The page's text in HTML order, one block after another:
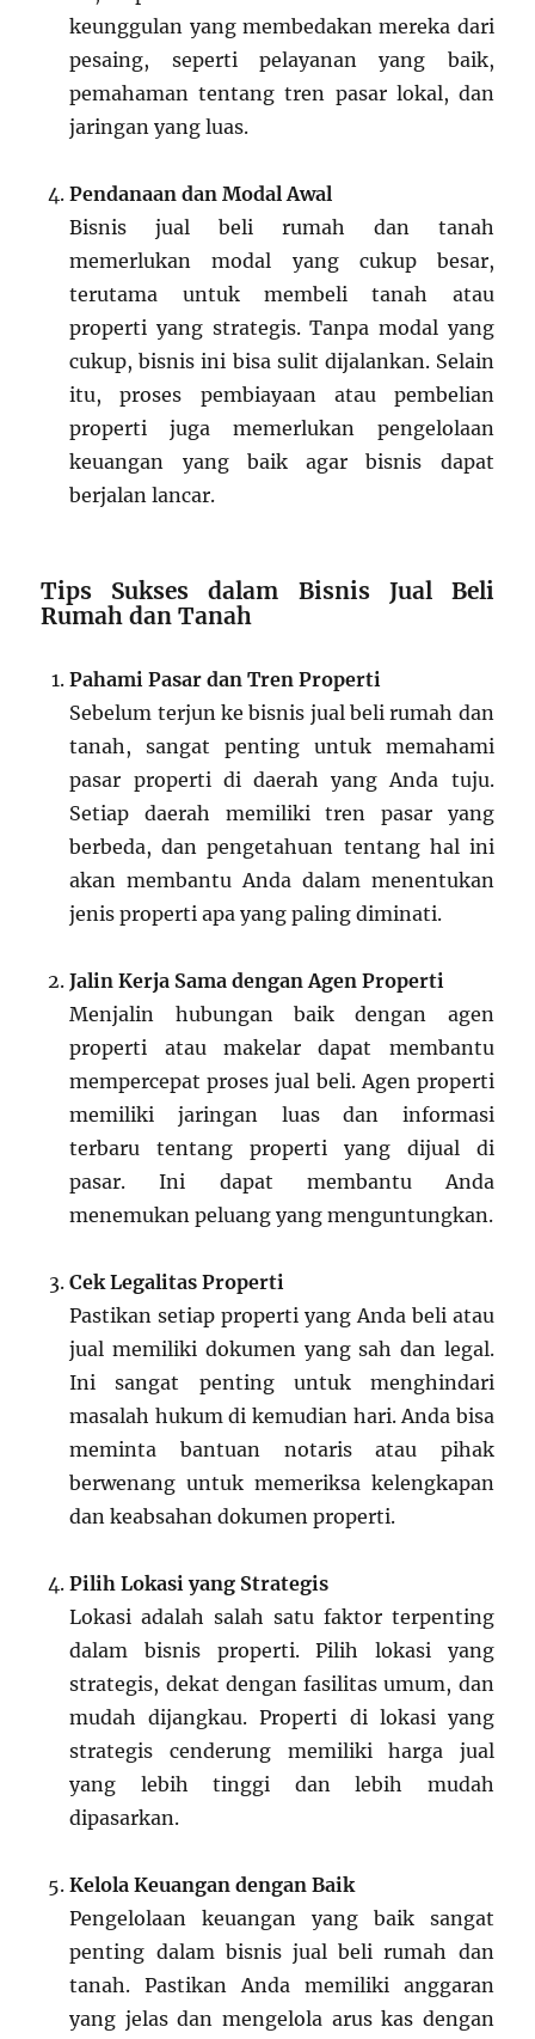
keunggulan yang membedakan mereka dari
pesaing, seperti pelayanan yang baik,
pemahaman tentang tren pasar lokal, dan
jaringan yang luas.
Pendanaan dan Modal Awal
Bisnis jual beli rumah dan tanah
memerlukan modal yang cukup besar,
terutama untuk membeli tanah atau
properti yang strategis. Tanpa modal yang
cukup, bisnis ini bisa sulit dijalankan. Selain
itu, proses pembiayaan atau pembelian
properti juga memerlukan pengelolaan
keuangan yang baik agar bisnis dapat
berjalan lancar.
Tips Sukses dalam Bisnis Jual Beli
Rumah dan Tanah
Pahami Pasar dan Tren Properti
Sebelum terjun ke bisnis jual beli rumah dan
tanah, sangat penting untuk memahami
pasar properti di daerah yang Anda tuju.
Setiap daerah memiliki tren pasar yang
berbeda, dan pengetahuan tentang hal ini
akan membantu Anda dalam menentukan
jenis properti apa yang paling diminati.
Jalin Kerja Sama dengan Agen Properti
Menjalin hubungan baik dengan agen
properti atau makelar dapat membantu
mempercepat proses jual beli. Agen properti
memiliki jaringan luas dan informasi
terbaru tentang properti yang dijual di
pasar. Ini dapat membantu Anda
menemukan peluang yang menguntungkan.
Cek Legalitas Properti
Pastikan setiap properti yang Anda beli atau
jual memiliki dokumen yang sah dan legal.
Ini sangat penting untuk menghindari
masalah hukum di kemudian hari. Anda bisa
meminta bantuan notaris atau pihak
berwenang untuk memeriksa kelengkapan
dan keabsahan dokumen properti.
Pilih Lokasi yang Strategis
Lokasi adalah salah satu faktor terpenting
dalam bisnis properti. Pilih lokasi yang
strategis, dekat dengan fasilitas umum, dan
mudah dijangkau. Properti di lokasi yang
strategis cenderung memiliki harga jual
yang lebih tinggi dan lebih mudah
dipasarkan.
Kelola Keuangan dengan Baik
Pengelolaan keuangan yang baik sangat
penting dalam bisnis jual beli rumah dan
tanah. Pastikan Anda memiliki anggaran
yang jelas dan mengelola arus kas dengan